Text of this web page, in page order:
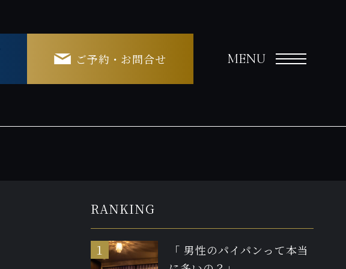
ご予約・お問合せ MENU
RANKING
「 男性のパイパンって本当